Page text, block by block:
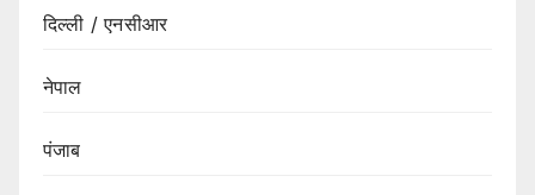
दिल्ली / एनसीआर
नेपाल
पंजाब